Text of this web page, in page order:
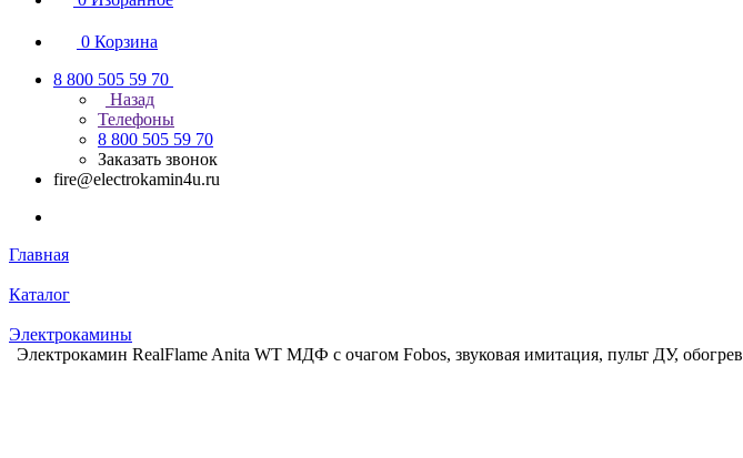
0 Корзина
8 800 505 59 70
Назад
Телефоны
8 800 505 59 70
Заказать звонок
fire@electrokamin4u.ru
Главная
Каталог
Электрокамины
Электрокамин RealFlame Anita WT МДФ с очагом Fobos, звуковая имитация, пульт ДУ, обогрев